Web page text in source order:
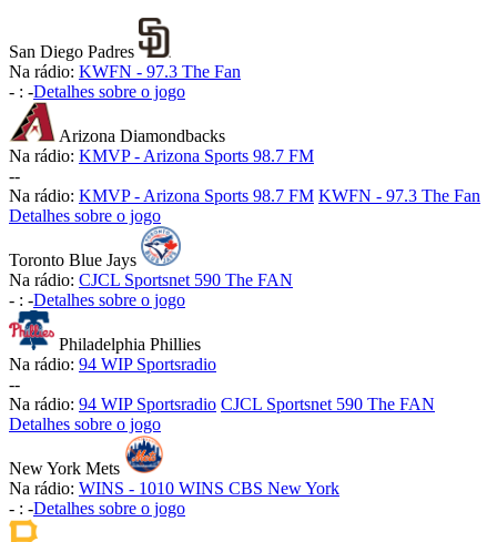
San Diego Padres
Na rádio: KWFN - 97.3 The Fan
- : -Detalhes sobre o jogo
Arizona Diamondbacks
Na rádio: KMVP - Arizona Sports 98.7 FM
--
Na rádio: KMVP - Arizona Sports 98.7 FM KWFN - 97.3 The Fan
Detalhes sobre o jogo
Toronto Blue Jays
Na rádio: CJCL Sportsnet 590 The FAN
- : -Detalhes sobre o jogo
Philadelphia Phillies
Na rádio: 94 WIP Sportsradio
--
Na rádio: 94 WIP Sportsradio CJCL Sportsnet 590 The FAN
Detalhes sobre o jogo
New York Mets
Na rádio: WINS - 1010 WINS CBS New York
- : -Detalhes sobre o jogo